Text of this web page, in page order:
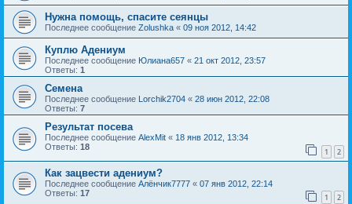
Нужна помощь, спасите сеянцы
Последнее сообщение Zolushka « 09 ноя 2012, 14:42
Куплю Адениум
Последнее сообщение Юлиана657 « 21 окт 2012, 23:57
Ответы: 1
Семена
Последнее сообщение Lorchik2704 « 28 июн 2012, 22:08
Ответы: 7
Результат посева
Последнее сообщение AlexMit « 18 янв 2012, 13:34
Ответы: 18 1 2
Как зацвести адениум?
Последнее сообщение Алёнчик7777 « 07 янв 2012, 22:14
Ответы: 17 1 2